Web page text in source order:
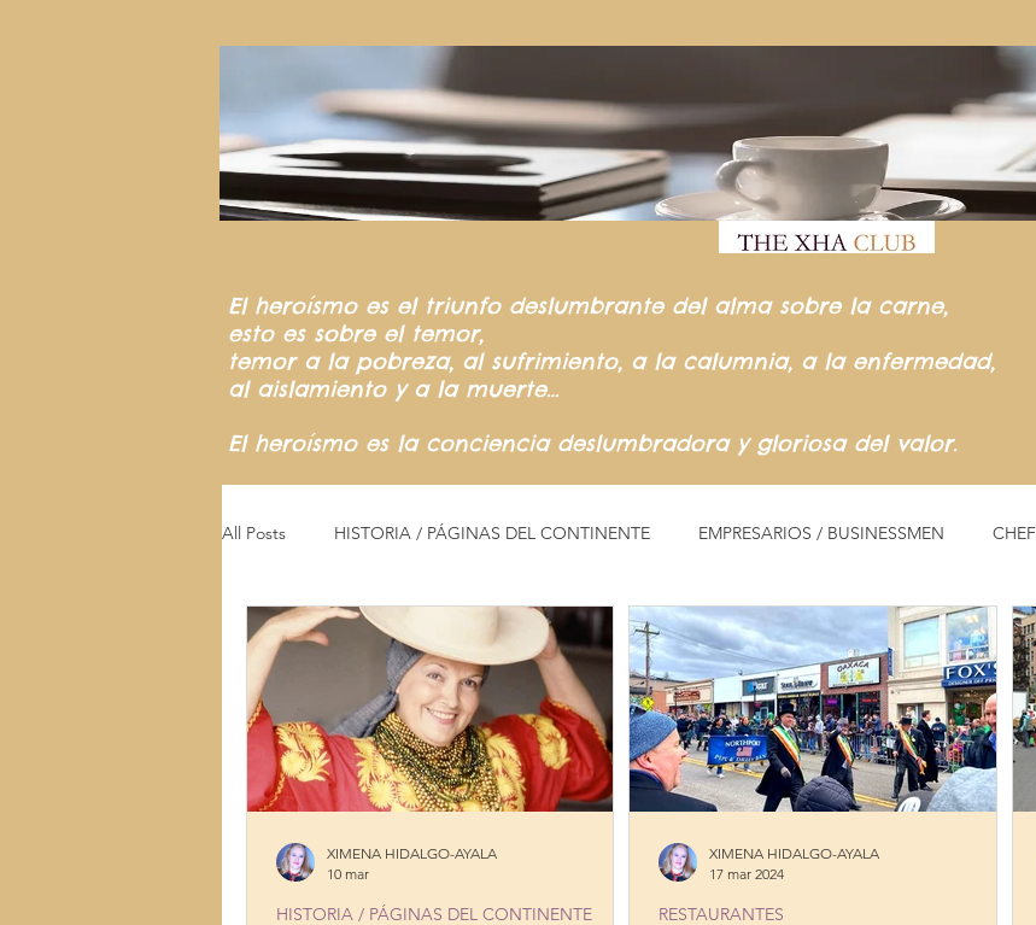
El heroísmo es el triunfo deslumbrante del alma sobre la carne,
esto es sobre el temor,
temor a la pobreza, al sufrimiento, a la calumnia, a la enfermedad,
al aislamiento y a la muerte…
El heroísmo es la conciencia deslumbradora y gloriosa del valor.
All Posts HISTORIA / PÁGINAS DEL CONTINENTE EMPRESARIOS / BUSINESSMEN
LUGARES MUJERES PLATOS TIPICOS PRODUCTOS
TALENTOS COCINA CON HISTORIA EDITORIALES Y NOTAS SERVICIOS
HISTORIA / PÁGINAS DEL CONTINENTE
XIMENA HIDALGO-AYALA
10 mar
RESTAURANTES
XIMENA HIDALGO-AYALA
17 mar 2024